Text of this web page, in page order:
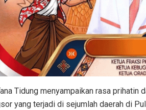
Tidung menyampaikan rasa prihatin
yang terjadi di sejumlah daerah di